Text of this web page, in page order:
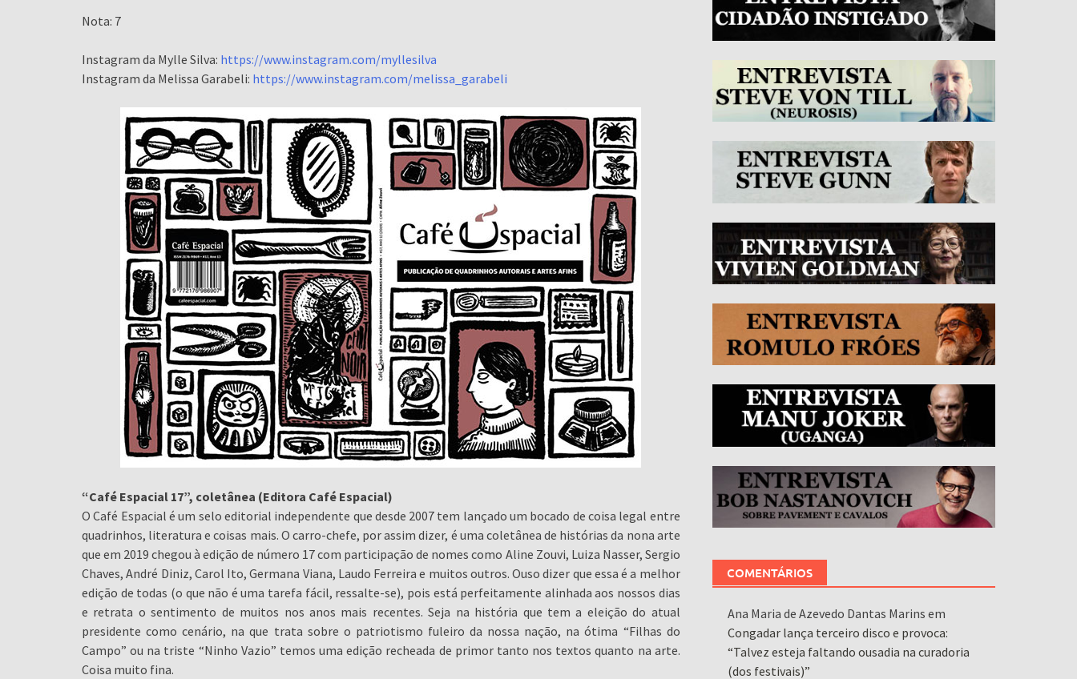
Nota: 7
Instagram da Mylle Silva: https://www.instagram.com/myllesilva
Instagram da Melissa Garabeli: https://www.instagram.com/melissa_garabeli
“Café Espacial 17”, coletânea (Editora Café Espacial)
O Café Espacial é um selo editorial independente que desde 2007 tem lançado um bocado de coisa legal entre
quadrinhos, literatura e coisas mais. O carro-chefe, por assim dizer, é uma coletânea de histórias da nona arte
que em 2019 chegou à edição de número 17 com participação de nomes como Aline Zouvi, Luiza Nasser, Sergio
Chaves, André Diniz, Carol Ito, Germana Viana, Laudo Ferreira e muitos outros. Ouso dizer que essa é a melhor
edição de todas (o que não é uma tarefa fácil, ressalte-se), pois está perfeitamente alinhada aos nossos dias
e retrata o sentimento de muitos nos anos mais recentes. Seja na história que tem a eleição do atual
presidente como cenário, na que trata sobre o patriotismo fuleiro da nossa nação, na ótima “Filhas do
Campo” ou na triste “Ninho Vazio” temos uma edição recheada de primor tanto nos textos quanto na arte.
Coisa muito fina.
COMENTÁRIOS
Ana Maria de Azevedo Dantas Marins em
Congadar lança terceiro disco e provoca:
“Talvez esteja faltando ousadia na curadoria
(dos festivais)”